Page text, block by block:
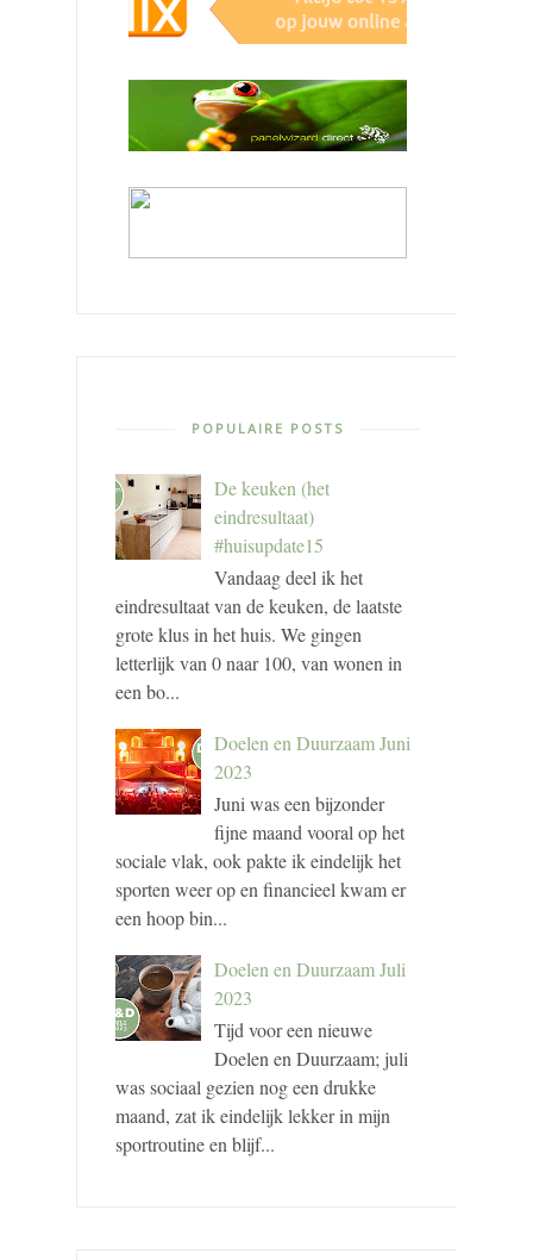
POPULAIRE POSTS
De keuken (het
eindresultaat)
#huisupdate15
Vandaag deel ik het
eindresultaat van de keuken, de laatste
grote klus in het huis. We gingen
letterlijk van 0 naar 100, van wonen in
een bo...
Doelen en Duurzaam Juni
2023
Juni was een bijzonder
fijne maand vooral op het
sociale vlak, ook pakte ik eindelijk het
sporten weer op en financieel kwam er
een hoop bin...
Doelen en Duurzaam Juli
2023
Tijd voor een nieuwe
Doelen en Duurzaam; juli
was sociaal gezien nog een drukke
maand, zat ik eindelijk lekker in mijn
sportroutine en blijf...